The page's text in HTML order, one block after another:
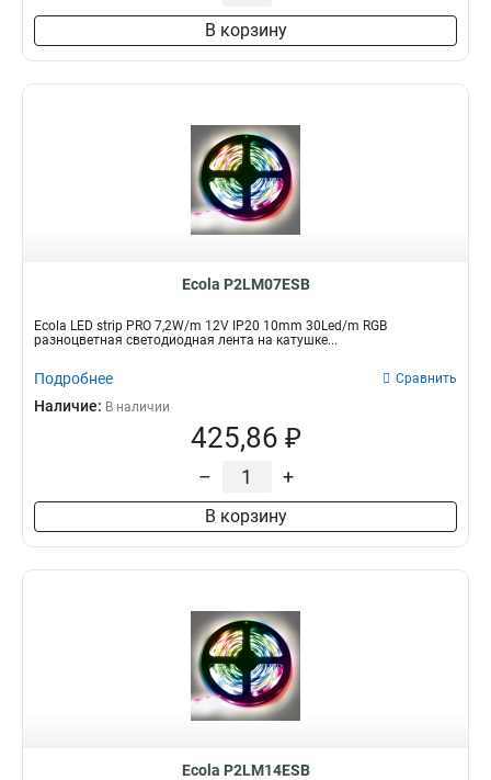
В корзину
Ecola P2LM07ESB
Ecola LED strip PRO 7,2W/m 12V IP20 10mm 30Led/m RGB
разноцветная светодиодная лента на катушке...
Подробнее Сравнить
Наличие: В наличии
425,86 ₽
– +
В корзину
Ecola P2LM14ESB